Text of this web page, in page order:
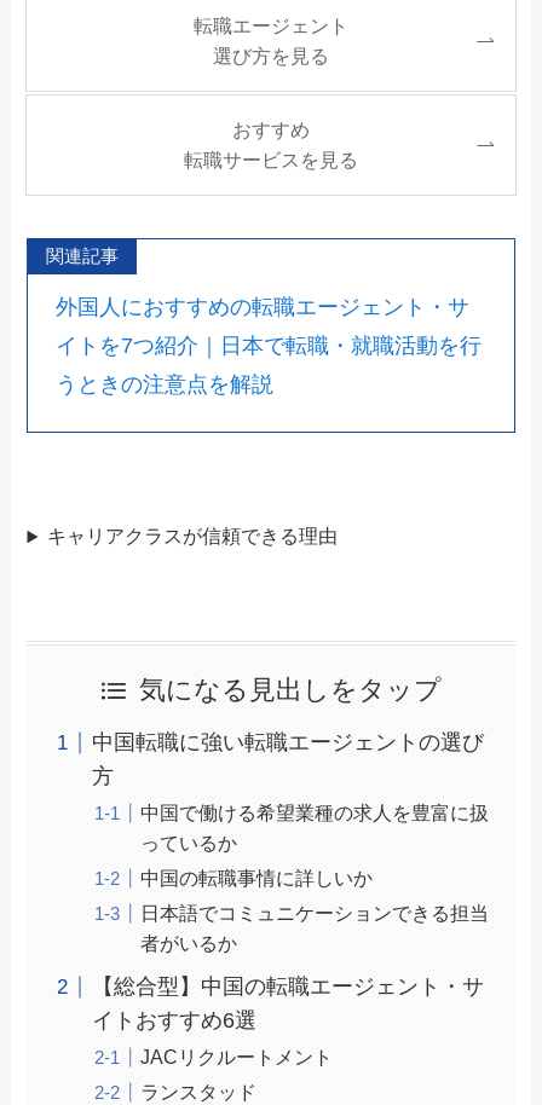
転職エージェント
選び方を見る
おすすめ
転職サービスを見る
関連記事
外国人におすすめの転職エージェント・サ
イトを7つ紹介｜日本で転職・就職活動を行
うときの注意点を解説
キャリアクラスが信頼できる理由
気になる見出しをタップ
中国転職に強い転職エージェントの選び
方
中国で働ける希望業種の求人を豊富に扱
っているか
中国の転職事情に詳しいか
日本語でコミュニケーションできる担当
者がいるか
【総合型】中国の転職エージェント・サ
イトおすすめ6選
JACリクルートメント
ランスタッド